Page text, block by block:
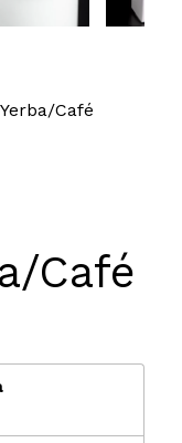
Café
Café